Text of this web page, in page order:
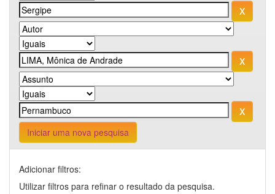
Iniciar uma nova pesquisa
Adicionar filtros:
Utilizar filtros para refinar o resultado da pesquisa.